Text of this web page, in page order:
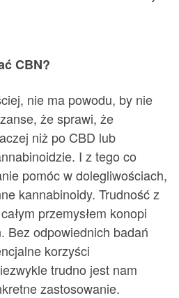
CBN?
nie ma powodu, by nie
że sprawi, że
niż po CBD lub
I z tego co
pomóc w dolegliwościach,
kannabinoidy. Trudność z
przemysłem konopi
Bez odpowiednich badań
korzyści
trudno jest nam
zastosowanie.